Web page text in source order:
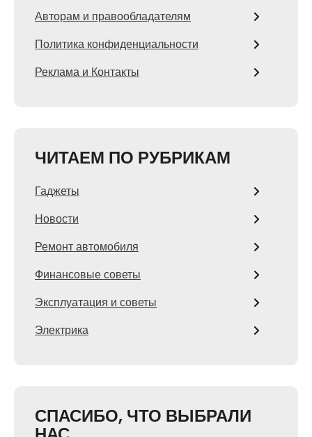
Авторам и правообладателям
Политика конфиденциальности
Реклама и Контакты
ЧИТАЕМ ПО РУБРИКАМ
Гаджеты
Новости
Ремонт автомобиля
Финансовые советы
Эксплуатация и советы
Электрика
СПАСИБО, ЧТО ВЫБРАЛИ